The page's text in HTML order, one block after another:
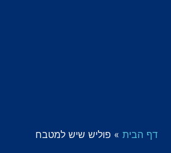
דף הבית » פוליש שיש למטבח